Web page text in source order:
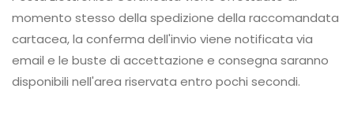
momento stesso della spedizione della raccomandata
cartacea, la conferma dell'invio viene notificata via
email e le buste di accettazione e consegna saranno
disponibili nell'area riservata entro pochi secondi.